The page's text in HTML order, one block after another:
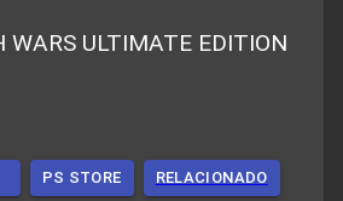
WARS ULTIMATE EDITION
PS STORE RELACIONADO